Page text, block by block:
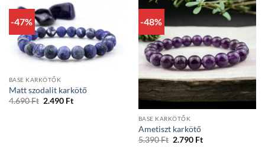
-47%
BASE KARKÖTŐK
Matt szodalit karkötő
4.690Ft Original
2.490 FtCurrent
-48%
BASE KARKÖTŐK
Ametiszt karkötő
5.390Ft Original
2.790 FtCurrent